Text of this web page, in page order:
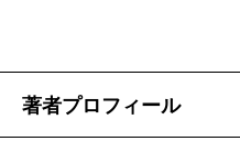
著者プロフィール